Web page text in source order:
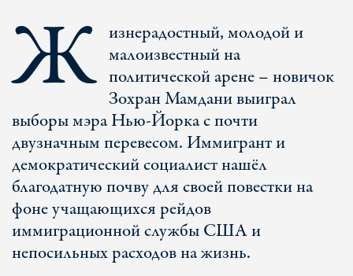
Ж изнерадостный, молодой и
малоизвестный на
политической арене – новичок
Зохран Мамдани выиграл
выборы мэра Нью-Йорка с почти
двузначным перевесом. Иммигрант и
демократический социалист нашёл
благодатную почву для своей повестки на
фоне учащающихся рейдов
иммиграционной службы США и
непосильных расходов на жизнь.